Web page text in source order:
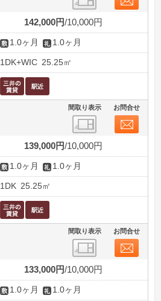
142,000円 10,000円
1.0ヶ月 1.0ヶ月
1DK+WIC 25.25㎡
間取り表示 お問合せ
139,000円 10,000円
1.0ヶ月 1.0ヶ月
1DK 25.25㎡
間取り表示 お問合せ
133,000円 10,000円
1.0ヶ月 1.0ヶ月